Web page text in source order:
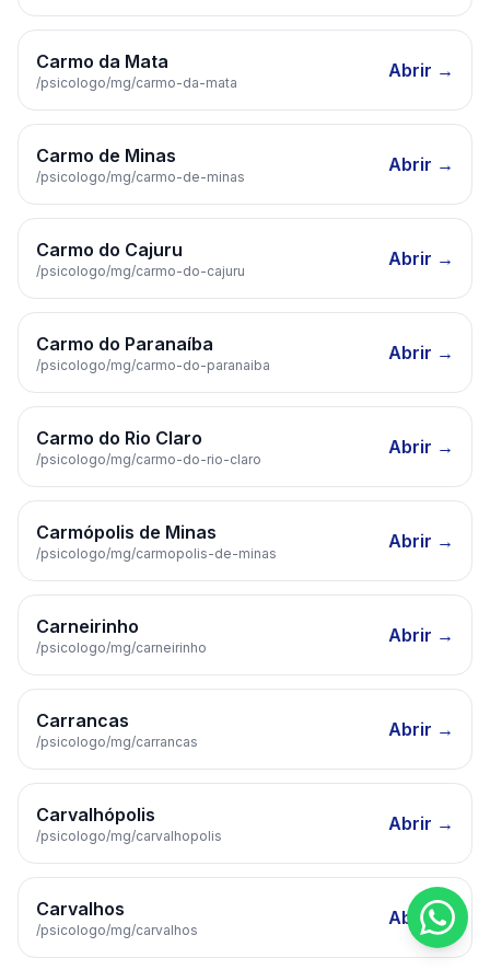
Carmo da Mata
/psicologo/mg/carmo-da-mata
Abrir →
Carmo de Minas
/psicologo/mg/carmo-de-minas
Abrir →
Carmo do Cajuru
/psicologo/mg/carmo-do-cajuru
Abrir →
Carmo do Paranaíba
/psicologo/mg/carmo-do-paranaiba
Abrir →
Carmo do Rio Claro
/psicologo/mg/carmo-do-rio-claro
Abrir →
Carmópolis de Minas
/psicologo/mg/carmopolis-de-minas
Abrir →
Carneirinho
/psicologo/mg/carneirinho
Abrir →
Carrancas
/psicologo/mg/carrancas
Abrir →
Carvalhópolis
/psicologo/mg/carvalhopolis
Abrir →
Carvalhos
/psicologo/mg/carvalhos
Abrir →